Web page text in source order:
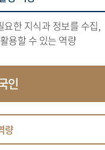
한 지식과 정보를 수집,
용할 수 있는 역량
인
량